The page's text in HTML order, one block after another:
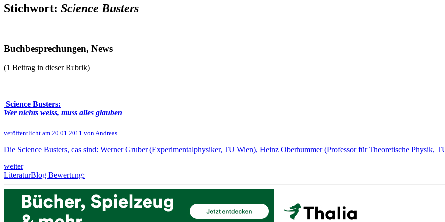
Stichwort: Science Busters
Buchbesprechungen, News
(1 Beitrag in dieser Rubrik)
Science Busters:
Wer nichts weiss, muss alles glauben
veröffentlicht am 20.01.2011 von Andreas
Die Science Busters, das sind: Werner Gruber (Experimentalphysiker, TU Wien), Heinz Oberhummer (Professor für Theoretische Physik,
weiter
LiteraturBlog Bewertung: